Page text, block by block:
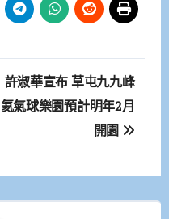
許淑華宣布 草屯九九峰
氦氣球樂園預計明年2月
開園